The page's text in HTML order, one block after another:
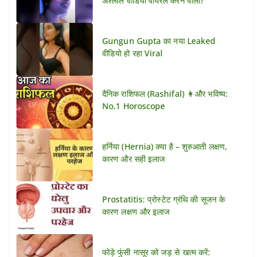
Gungun Gupta का नया Leaked
वीडियो हो रहा Viral
दैनिक राशिफल (Rashifal) 👩और भविष्य:
No.1 Horoscope
हर्निया (Hernia) क्या है – शुरुआती लक्षण,
कारण और सही इलाज
Prostatitis: प्रोस्टेट ग्रंथि की सूजन के
कारण लक्षण और इलाज
फोड़े फुंसी नासूर को जड़ से खत्म करें: